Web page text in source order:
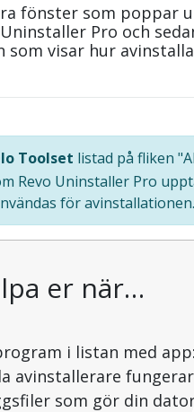
fönster som poppar
Pro och
som visar hur
Toolset listad på fliken
Revo Uninstaller Pro
för avinstallationen.
er när…
i listan med
avinstallerare
som gör din